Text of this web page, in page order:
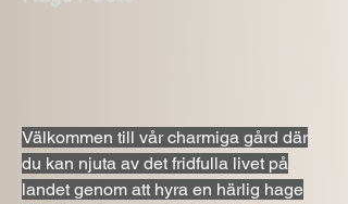
Välkommen till vår charmiga gård där
du kan njuta av det fridfulla livet på
landet genom att hyra en härlig hage